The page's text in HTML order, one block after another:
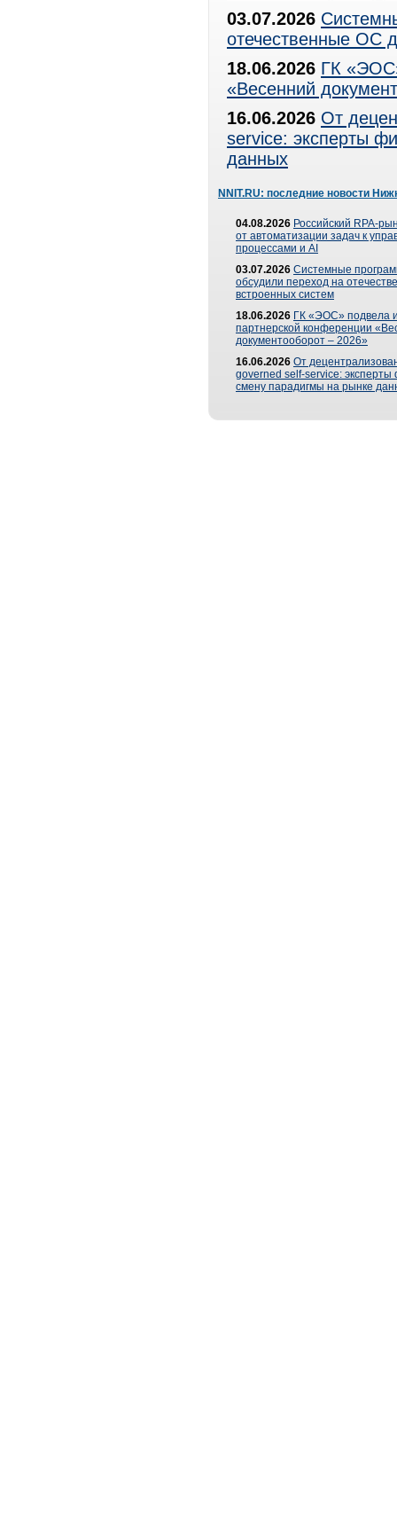
03.07.2026
отечественные ОС
18.06.2026 ГК
«Весенний
16.06.2026 От
service: эксперты
данных
NNIT.RU: последние новости
04.08.2026 Российский RPA-
от автоматизации задач к
процессами и AI
03.07.2026 Системные
обсудили переход на
встроенных систем
18.06.2026 ГК «ЭОС» подвела
партнерской конференции
документооборот – 2026»
16.06.2026 От
governed self-service: эксперты
смену парадигмы на рынке